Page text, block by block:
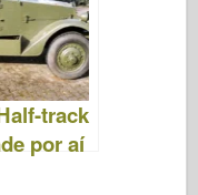
track
por aí